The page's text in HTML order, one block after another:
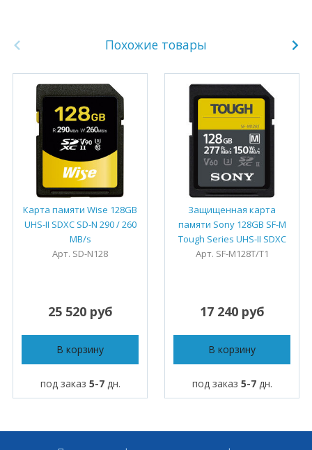
Похожие товары
Карта памяти Wise 128GB
UHS-II SDXC SD-N 290 / 260
MB/s
Арт. SD-N128
25 520 руб
В корзину
под заказ 5-7дн.
Защищенная карта
памяти Sony 128GB SF-M
Tough Series UHS-II SDXC
Арт. SF-M128T/T1
17 240 руб
В корзину
под заказ 5-7дн.